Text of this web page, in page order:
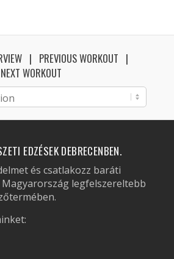
PREVIOUS WORKOUT
NEXT WORKOUT
EDZÉSEK DEBRECENBEN.
és csatlakozz baráti
legfelszereltebb